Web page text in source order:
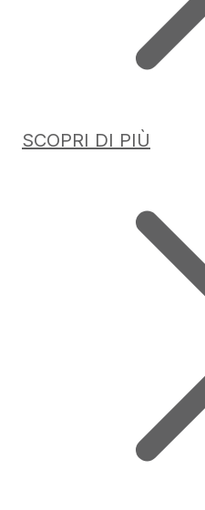
SCOPRI DI PIÙ